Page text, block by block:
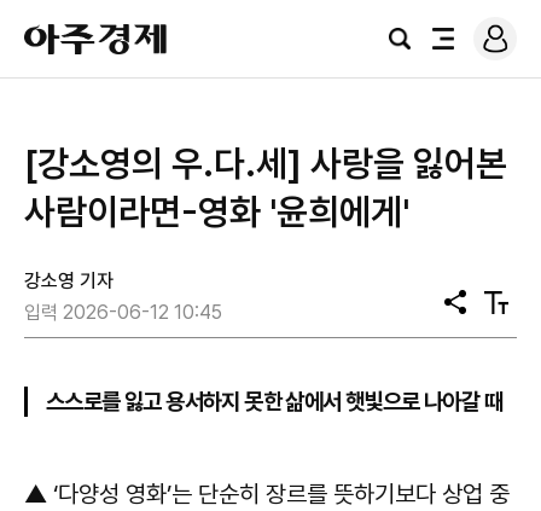
아
주
경
검
전
로
그
[강소영의 우.다.세] 사랑을 잃어본
사람이라면-영화 '윤희에게'
강소영 기자
입력 2026-06-12 10:45
공
유
텍
스
기
스스로를 잃고 용서하지 못한 삶에서 햇빛으로 나아갈 때
▲ ‘다양성 영화’는 단순히 장르를 뜻하기보다 상업 중